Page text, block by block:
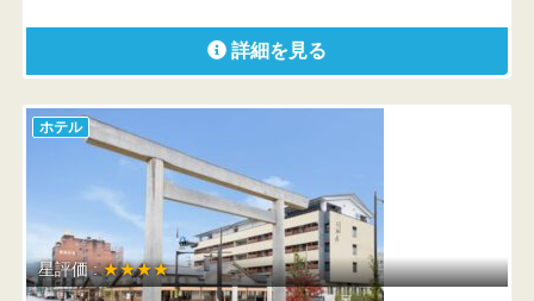
詳細を見る
ホテル
星評価 :★★★★